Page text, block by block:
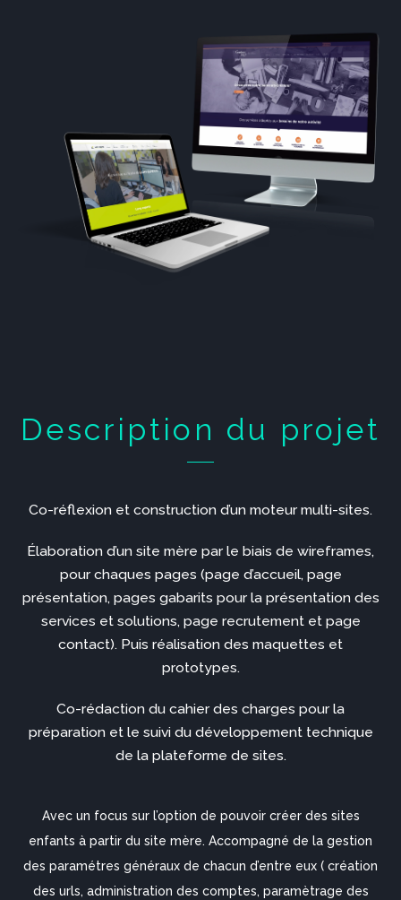
Description du projet
Co-réflexion et construction d’un moteur multi-sites.
Élaboration d’un site mère par le biais de wireframes,
pour chaques pages (page d’accueil, page
présentation, pages gabarits pour la présentation des
services et solutions, page recrutement et page
contact). Puis réalisation des maquettes et
prototypes.
Co-rédaction du cahier des charges pour la
préparation et le suivi du développement technique
de la plateforme de sites.
Avec un focus sur l’option de pouvoir créer des sites
enfants à partir du site mère. Accompagné de la gestion
des paramétres généraux de chacun d’entre eux ( création
des urls, administration des comptes, paramètrage des